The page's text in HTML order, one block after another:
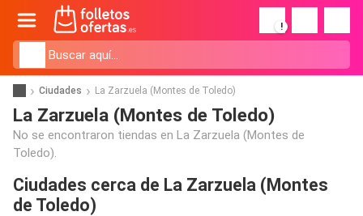
!
Ciudades La Zarzuela (Montes de Toledo)
La Zarzuela (Montes de Toledo)
No se encontraron tiendas en La Zarzuela (Montes de
Toledo).
Ciudades cerca de La Zarzuela (Montes
de Toledo)